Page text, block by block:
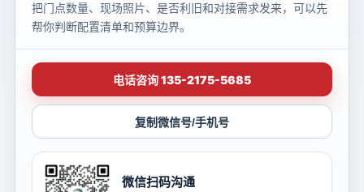
把门点数量、现场照片、是否利旧和对接需求发来，可以先
帮你判断配置清单和预算边界。
电话咨询 135-2175-5685
复制微信号/手机号
微信扫码沟通